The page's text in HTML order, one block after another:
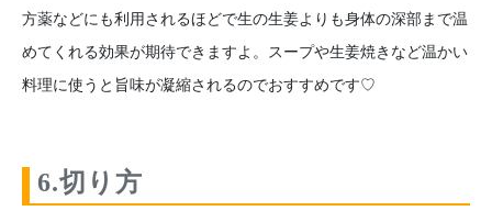
方薬などにも利用されるほどで生の生姜よりも身体の深部まで温
めてくれる効果が期待できますよ。スープや生姜焼きなど温かい
料理に使うと旨味が凝縮されるのでおすすめです♡
6.切り方